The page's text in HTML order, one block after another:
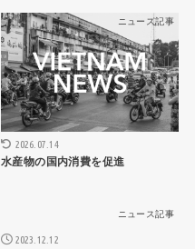
ニュース記事
2026.07.14
水産物の国内消費を促進
ニュース記事
2023.12.12